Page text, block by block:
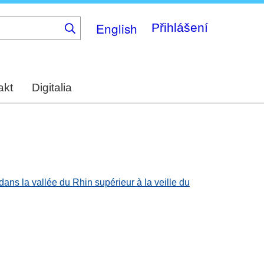
English Přihlášení
Digitalia
la vallée du Rhin supérieur à la veille du